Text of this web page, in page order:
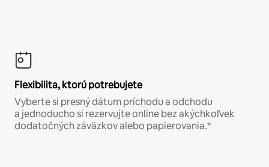
Flexibilita, ktorú potrebujete
Vyberte si presný dátum príchodu a odchodu
a jednoducho si rezervujte online bez akýchkoľvek
dodatočných záväzkov alebo papierovania.*